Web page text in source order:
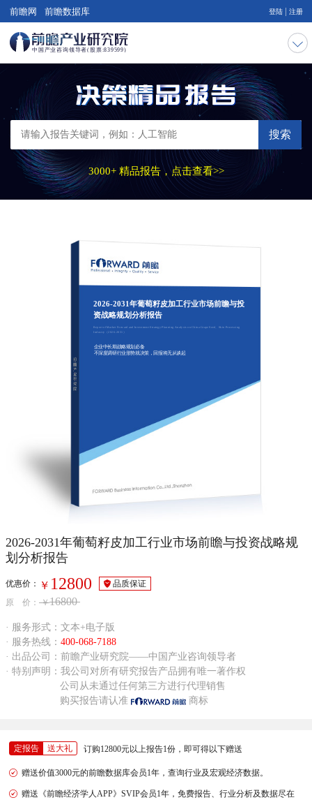
前瞻网 前瞻数据库 登陆 注册
搜索
3000+ 精品报告，点击查看>>
2026-2031年葡萄籽皮加工行业市场前瞻与投
资战略规划分析报告
Report of Market Forward and Investment Strategy Planning Analysis on China Grape Seed、Skin Processing
Industry（2026-2031）
企业中长期战略规划必备
不深度调研行业形势就决策，回报将无从谈起
2026-2031年葡萄籽皮加工行业市场前瞻与投资战略规
划分析报告
优惠价： ￥ 12800
品质保证
原 价： ￥16800
· 服务形式：文本+电子版
· 服务热线： 400-068-7188
· 出品公司：前瞻产业研究院——中国产业咨询领导者
· 特别声明：我公司对所有研究报告产品拥有唯一著作权
公司从未通过任何第三方进行代理销售
购买报告请认准
商标
定报告 送大礼 订购12800元以上报告1份，即可得以下赠送
赠送价值3000元的前瞻数据库会员1年，查询行业及宏观经济数据。
赠送《前瞻经济学人APP》SVIP会员1年，免费报告、行业分析及数据尽在